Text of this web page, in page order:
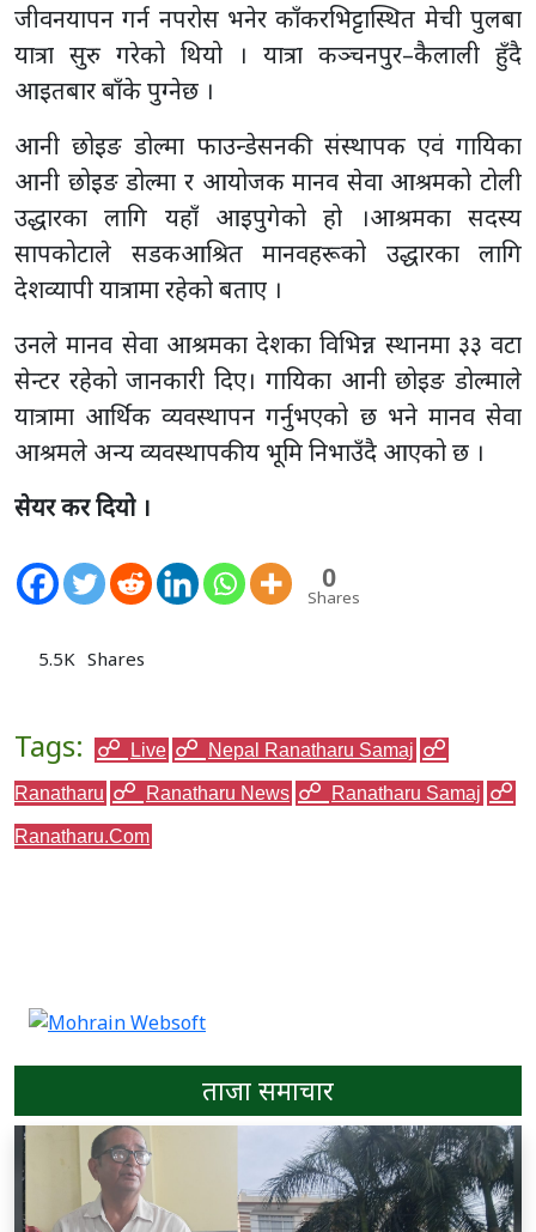
जीवनयापन गर्न नपरोस भनेर काँकरभिट्टास्थित मेची पुलबा
यात्रा सुरु गरेको थियो । यात्रा कञ्चनपुर–कैलाली हुँदै
आइतबार बाँके पुग्नेछ ।
आनी छोइङ डोल्मा फाउन्डेसनकी संस्थापक एवं गायिका
आनी छोइङ डोल्मा र आयोजक मानव सेवा आश्रमको टोली
उद्धारका लागि यहाँ आइपुगेको हो ।आश्रमका सदस्य
सापकोटाले सडकआश्रित मानवहरूको उद्धारका लागि
देशव्यापी यात्रामा रहेको बताए ।
उनले मानव सेवा आश्रमका देशका विभिन्न स्थानमा ३३ वटा
सेन्टर रहेको जानकारी दिए। गायिका आनी छोइङ डोल्माले
यात्रामा आर्थिक व्यवस्थापन गर्नुभएको छ भने मानव सेवा
आश्रमले अन्य व्यवस्थापकीय भूमि निभाउँदै आएको छ ।
सेयर कर दियो ।
0
Shares
5.5K Shares
Tags: Live Nepal Ranatharu Samaj
Ranatharu Ranatharu News Ranatharu Samaj
Ranatharu.com
ताजा समाचार